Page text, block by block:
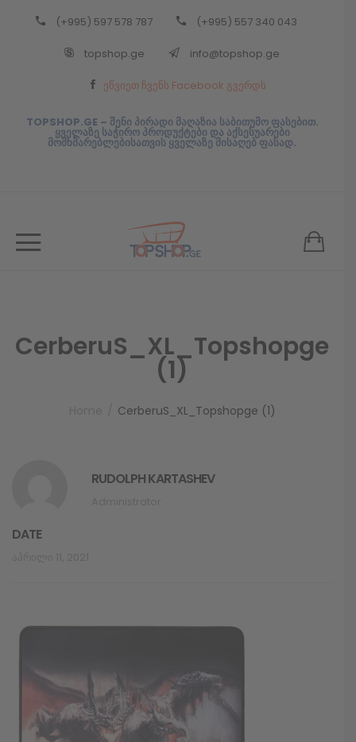
(+995) 597 578 787 (+995) 557 340 043
topshop.ge info@topshop.ge
ეწვიეთ ჩვენს Facebook გვერდს
TOPSHOP.GE – შენი პირადი მაღაზია საბითუმო ფასებით.
ყველაზე საჭირო პროდუქტები და აქსესუარები
მომხმარებლებისათვის ყველაზე მისაღებ ფასად.
CerberuS_XL_Topshopge
(1)
CerberuS_XL_Topshopge (1)
RUDOLPH KARTASHEV
DATE
Back